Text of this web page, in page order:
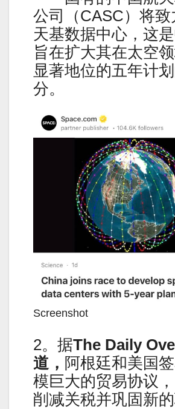
公司（CASC）将致
天基数据中心，这
旨在扩大其在太空
显著地位的五年计
分。
Screenshot
2。据The Daily
道， 阿根廷和美国
模巨大的贸易协议
削减关税并巩固新的